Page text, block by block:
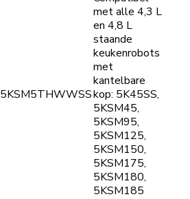
5KSM5THWWSS
met alle 4,3 L
en 4,8 L
staande
keukenrobots
met
kantelbare
kop: 5K45SS,
5KSM45,
5KSM95,
5KSM125,
5KSM150,
5KSM175,
5KSM180,
5KSM185